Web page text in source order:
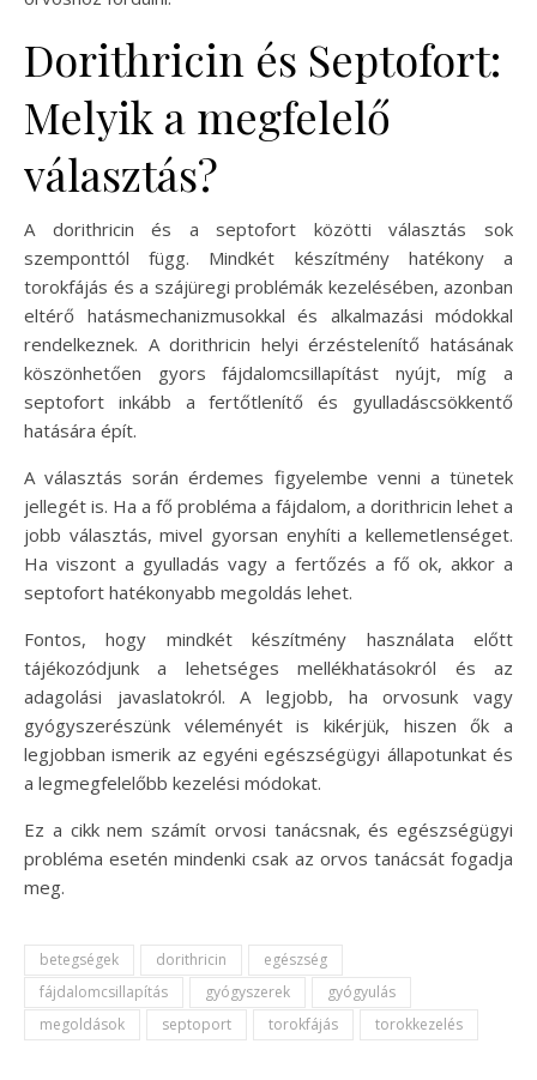
Dorithricin és Septofort:
Melyik a megfelelő
választás?
A dorithricin és a septofort közötti választás sok
szemponttól függ. Mindkét készítmény hatékony a
torokfájás és a szájüregi problémák kezelésében, azonban
eltérő hatásmechanizmusokkal és alkalmazási módokkal
rendelkeznek. A dorithricin helyi érzéstelenítő hatásának
köszönhetően gyors fájdalomcsillapítást nyújt, míg a
septofort inkább a fertőtlenítő és gyulladáscsökkentő
hatására épít.
A választás során érdemes figyelembe venni a tünetek
jellegét is. Ha a fő probléma a fájdalom, a dorithricin lehet a
jobb választás, mivel gyorsan enyhíti a kellemetlenséget.
Ha viszont a gyulladás vagy a fertőzés a fő ok, akkor a
septofort hatékonyabb megoldás lehet.
Fontos, hogy mindkét készítmény használata előtt
tájékozódjunk a lehetséges mellékhatásokról és az
adagolási javaslatokról. A legjobb, ha orvosunk vagy
gyógyszerészünk véleményét is kikérjük, hiszen ők a
legjobban ismerik az egyéni egészségügyi állapotunkat és
a legmegfelelőbb kezelési módokat.
Ez a cikk nem számít orvosi tanácsnak, és egészségügyi
probléma esetén mindenki csak az orvos tanácsát fogadja
meg.
betegségek dorithricin
egészség
fájdalomcsillapítás
gyógyszerek
gyógyulás
megoldások
septoport torokfájás torokkezelés